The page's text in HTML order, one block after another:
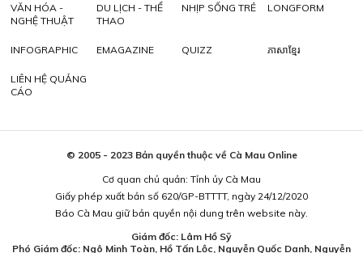
VĂN HÓA -
NGHỆ THUẬT
DU LỊCH - THỂ
THAO
NHỊP SỐNG TRẺ LONGFORM
INFOGRAPHIC EMAGAZINE QUIZZ ភាសាខ្មែរ
LIÊN HỆ QUẢNG
CÁO
© 2005 - 2023 Bản quyền thuộc về Cà Mau Online
Cơ quan chủ quản: Tỉnh ủy Cà Mau
Giấy phép xuất bản số 620/GP-BTTTT, ngày 24/12/2020
Báo Cà Mau giữ bản quyền nội dung trên website này.
Giám đốc: Lâm Hồ Sỹ
Phó Giám đốc: Ngô Minh Toàn, Hồ Tấn Lộc, Nguyễn Quốc Danh, Nguyễn